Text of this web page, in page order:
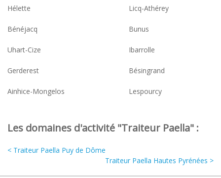
Hélette Licq-Athérey
Bénéjacq Bunus
Uhart-Cize Ibarrolle
Gerderest Bésingrand
Ainhice-Mongelos Lespourcy
Les domaines d'activité "Traiteur Paella" :
< Traiteur Paella Puy de Dôme
Traiteur Paella Hautes Pyrénées >